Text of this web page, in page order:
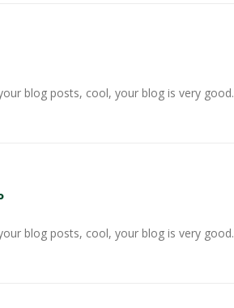
blog posts, cool, your blog is very good.
blog posts, cool, your blog is very good.